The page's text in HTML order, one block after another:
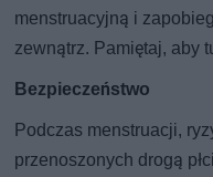
menstruacyjną i
zewnątrz. Pamiętaj, aby
Bezpieczeństwo
Podczas menstruacji,
przenoszonych drogą